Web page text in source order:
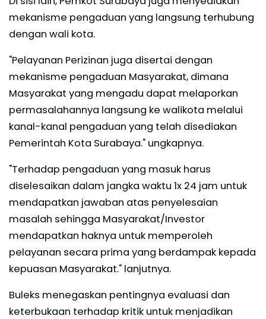
mekanisme pengaduan yang langsung terhubung
dengan wali kota.
"Pelayanan Perizinan juga disertai dengan
mekanisme pengaduan Masyarakat, dimana
Masyarakat yang mengadu dapat melaporkan
permasalahannya langsung ke walikota melalui
kanal-kanal pengaduan yang telah disediakan
Pemerintah Kota Surabaya." ungkapnya.
"Terhadap pengaduan yang masuk harus
diselesaikan dalam jangka waktu 1x 24 jam untuk
mendapatkan jawaban atas penyelesaian
masalah sehingga Masyarakat/Investor
mendapatkan haknya untuk memperoleh
pelayanan secara prima yang berdampak kepada
kepuasan Masyarakat." lanjutnya.
Buleks menegaskan pentingnya evaluasi dan
keterbukaan terhadap kritik untuk menjadikan